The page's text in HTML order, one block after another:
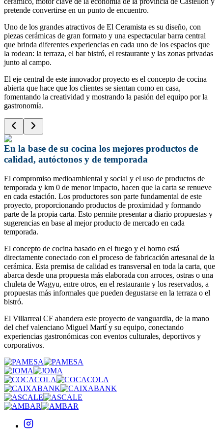
pretende convertirse en un punto de encuentro.
Uno de los grandes atractivos de El Ceramista es su diseño, con
piezas cerámicas de gran formato y una espectacular barra central
que brinda diferentes experiencias en cada uno de los espacios que
la rodean: la terraza, el bar bistró, el restaurante y las zonas privadas
junto al campo.
El eje central de este innovador proyecto es el concepto de cocina
abierta que hace que los clientes se sientan como en casa,
fomentando la creatividad y mostrando la pasión del equipo por la
gastronomía.
En la base de su cocina los mejores productos de
calidad, autóctonos y de temporada
El compromiso medioambiental y social y el uso de productos de
temporada y km 0 de menor impacto, hacen que la carta se renueve
en cada estación. Los productores son parte fundamental de este
proyecto, proporcionando productos de proximidad y formando
parte de la propia carta. Esto permite presentar a diario propuestas y
sugerencias en base al mejor producto de mercado en cada
temporada.
El concepto de cocina basado en el fuego y el horno está
directamente conectado con el proceso de fabricación artesanal de la
cerámica. Esta premisa de calidad es transversal en toda la carta, que
abarca desde una propuesta más elaborada con arroces, ostras o una
chuleta de Wagyu, entre otros, en el restaurante y los reservados, a
propuestas más informales que pueden degustarse en la terraza o el
bistró.
El Villarreal CF abandera este proyecto de vanguardia, de la mano
del chef valenciano Miguel Martí y su equipo, conectando
experiencias gastronómicas con eventos culturales, deportivos y
corporativos.